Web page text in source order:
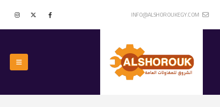
INFO@ALSHOROUKEGY.COM